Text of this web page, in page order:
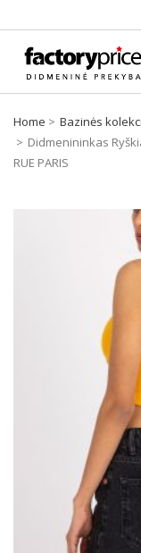
Home Bazinės
Didmenininkas
RUE PARIS